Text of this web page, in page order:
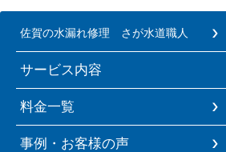
佐賀の水漏れ修理 さが水道職人
サービス内容
料金一覧
事例・お客様の声